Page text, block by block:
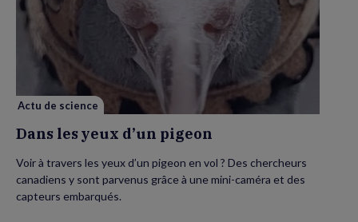
Actu de science
Dans les yeux d’un pigeon
Voir à travers les yeux d’un pigeon en vol ? Des chercheurs
canadiens y sont parvenus grâce à une mini-caméra et des
capteurs embarqués.